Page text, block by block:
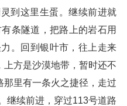
到这里生蛋。继续前进就
条隧道，把路上的岩石用
。回到银叶市，往上走来
方是沙漠地带，暂时还不
里有一条火之捷径，走过
继续前进，穿过113号道路